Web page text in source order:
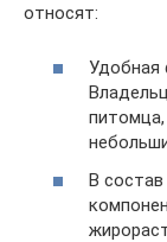
относят:
Удобная
В